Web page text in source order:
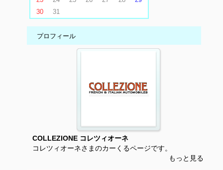
30
31
プロフィール
COLLEZIONE コレツィオーネ
コレツィオーネさまのカーくるページです。
もっと見る